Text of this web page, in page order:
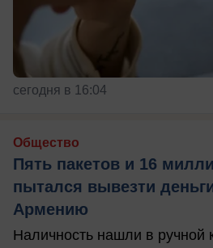
сегодня в 16:04
Общество
Пять пакетов и 16
пытался вывезти
Армению
Наличность нашли в ручной